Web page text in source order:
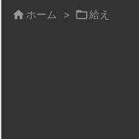
 ホーム > 給え